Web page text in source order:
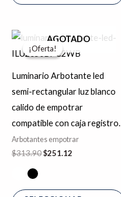
¡Oferta!
AGOTADO
¡Oferta!
Luminario Arbotante led
semi-rectangular luz blanco
calido de empotrar
compatible con caja registro.
Arbotantes empotrar
$313.90
precio
original
$313.90.
$251.12
El
precio
actual
$251.12.